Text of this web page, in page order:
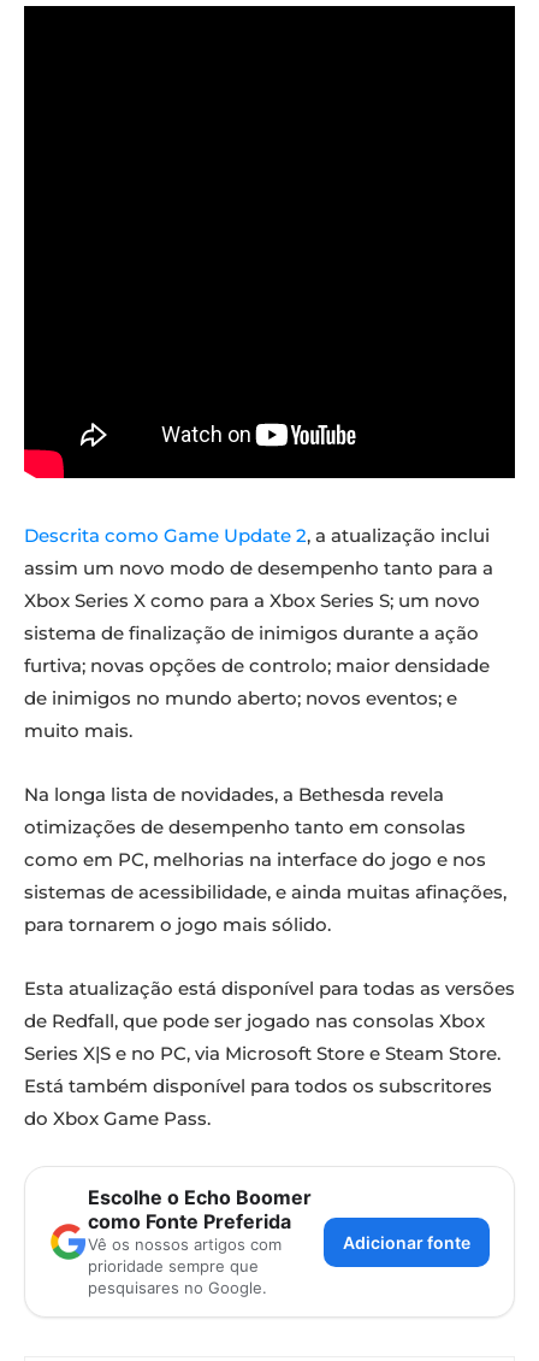
Descrita como Game Update 2, a atualização inclui
assim um novo modo de desempenho tanto para a
Xbox Series X como para a Xbox Series S; um novo
sistema de finalização de inimigos durante a ação
furtiva; novas opções de controlo; maior densidade
de inimigos no mundo aberto; novos eventos; e
muito mais.
Na longa lista de novidades, a Bethesda revela
otimizações de desempenho tanto em consolas
como em PC, melhorias na interface do jogo e nos
sistemas de acessibilidade, e ainda muitas afinações,
para tornarem o jogo mais sólido.
Esta atualização está disponível para todas as versões
de Redfall, que pode ser jogado nas consolas Xbox
Series X|S e no PC, via Microsoft Store e Steam Store.
Está também disponível para todos os subscritores
do Xbox Game Pass.
Escolhe o Echo Boomer
como Fonte Preferida
Vê os nossos artigos com
prioridade sempre que
pesquisares no Google.
Adicionar fonte